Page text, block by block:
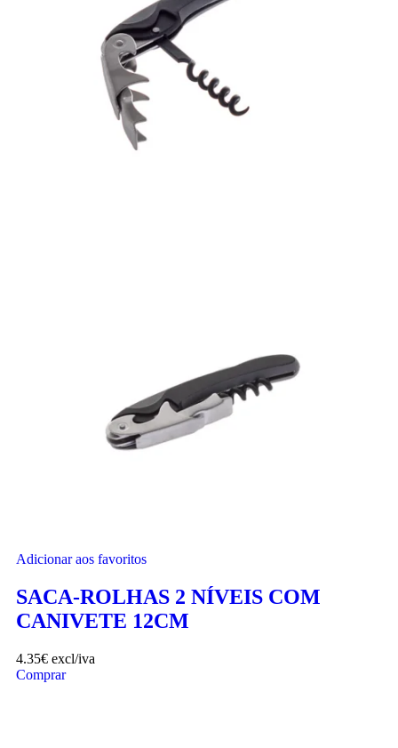
Adicionar aos favoritos
SACA-ROLHAS 2 NÍVEIS COM
CANIVETE 12CM
4.35€ excl/iva
Comprar